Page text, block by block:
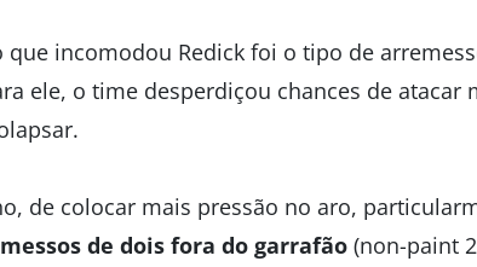
incomodou Redick foi o tipo de
ele, o time desperdiçou chances de atacar
de colocar mais pressão no aro,
de dois fora do garrafão (non-paint